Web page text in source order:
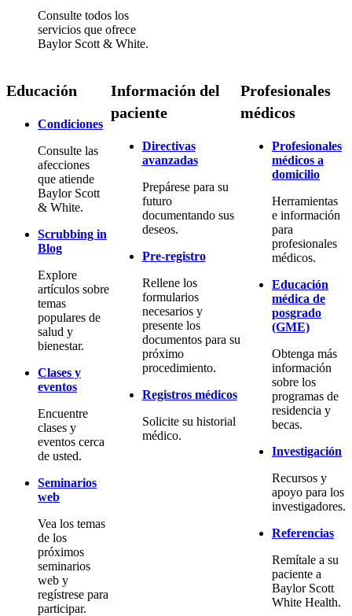
Consulte todos los
servicios que ofrece
Baylor Scott & White.
Educación
Condiciones
Consulte las
afecciones
que atiende
Baylor Scott
& White.
Scrubbing in
Blog
Explore
artículos sobre
temas
populares de
salud y
bienestar.
Clases y
eventos
Encuentre
clases y
eventos cerca
de usted.
Seminarios
web
Vea los temas
de los
próximos
seminarios
web y
regístrese para
participar.
Información del
paciente
Directivas
avanzadas
Prepárese para su
futuro
documentando sus
deseos.
Pre-registro
Rellene los
formularios
necesarios y
presente los
documentos para su
próximo
procedimiento.
Registros médicos
Solicite su historial
médico.
Profesionales
médicos
Profesionales
médicos a
domicilio
Herramientas
e información
para
profesionales
médicos.
Educación
médica de
posgrado
(GME)
Obtenga más
información
sobre los
programas de
residencia y
becas.
Investigación
Recursos y
apoyo para los
investigadores.
Referencias
Remítale a su
paciente a
Baylor Scott
White Health.